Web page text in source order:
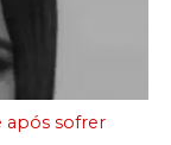
após sofrer